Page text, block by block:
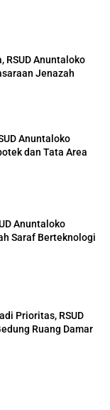
RSUD Anuntaloko
Jenazah
Anuntaloko
dan Tata Area
Anuntaloko
Saraf Berteknologi
Prioritas, RSUD
Ruang Damar